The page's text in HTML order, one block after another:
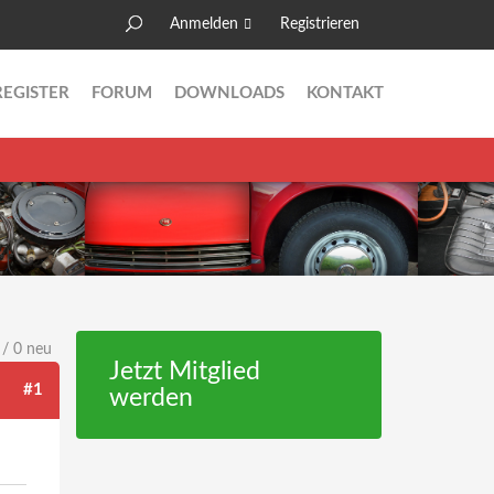
Anmelden Registrieren
Suche
FORUM DOWNLOADS KONTAKT
0 neu
#1
Jetzt Mitglied
werden